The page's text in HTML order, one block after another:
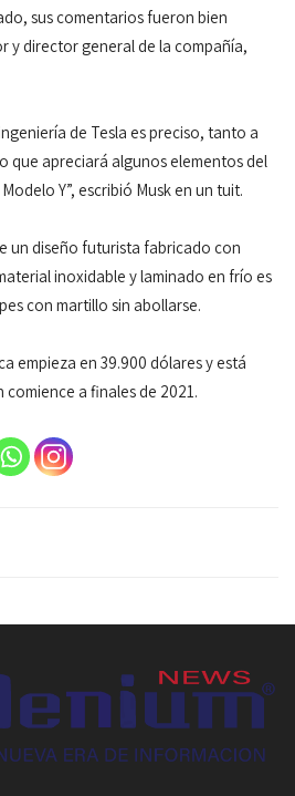
sus comentarios fueron bien
y director general de la compañía,
de Tesla es preciso, tanto a
que apreciará algunos elementos del
Y”, escribió Musk en un tuit.
un diseño futurista fabricado con
inoxidable y laminado en frío es
con martillo sin abollarse.
empieza en 39.900 dólares y está
a finales de 2021.